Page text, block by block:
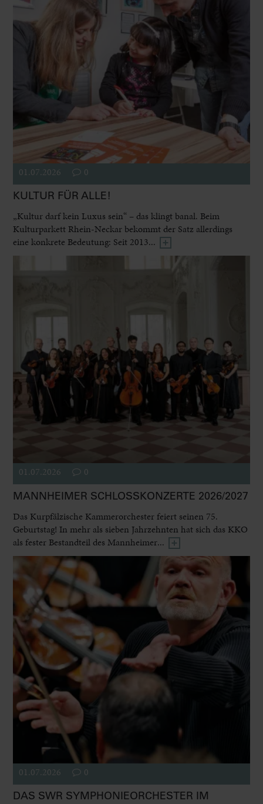
01.07.2026 0
KULTUR FÜR ALLE!
„Kultur darf kein Luxus sein“ – das klingt banal. Beim
Kulturparkett Rhein-Neckar bekommt der Satz allerdings
eine konkrete Bedeutung: Seit 2013...
01.07.2026 0
MANNHEIMER SCHLOSSKONZERTE 2026/2027
Das Kurpfälzische Kammerorchester feiert seinen 75.
Geburtstag! In mehr als sieben Jahrzehnten hat sich das KKO
als fester Bestandteil des Mannheimer...
01.07.2026 0
DAS SWR SYMPHONIEORCHESTER IM